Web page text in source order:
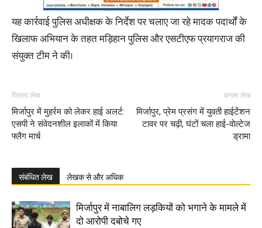
यह कार्रवाई पुलिस अधीक्षक के निर्देश पर चलाए जा रहे मादक पदार्थों के
खिलाफ अभियान के तहत मड़िहान पुलिस और एसटीएफ प्रयागराज की
संयुक्त टीम ने की।
पिछला लेख
मिर्जापुर में मुहर्रम को लेकर हाई अलर्ट:
एसपी ने संवेदनशील इलाकों में किया
फ्लैग मार्च
अगला लेख
मिर्जापुर, प्रेम प्रसंग में युवती हाईटेंशन
टावर पर चढ़ी, घंटों चला हाई-वोल्टेज
ड्रामा
संबंधित लेख लेखक से और अधिक
मिर्जापुर में नाबालिग लड़कियों को भगाने के मामले में
दो आरोपी दबोचे गए